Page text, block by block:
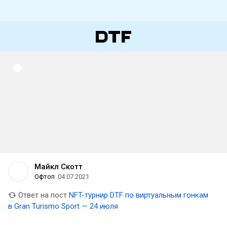
Майкл Скотт
Офтоп 04.07.2021
Ответ на пост NFT-турнир DTF по виртуальным гонкам
в Gran Turismo Sport — 24 июля